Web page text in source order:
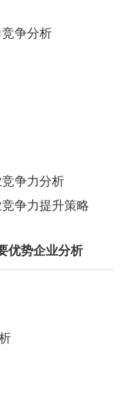
争分析
争力分析
争力提升策略
优势企业分析